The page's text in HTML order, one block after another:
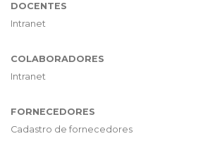
DOCENTES
Intranet
COLABORADORES
Intranet
FORNECEDORES
Cadastro de fornecedores